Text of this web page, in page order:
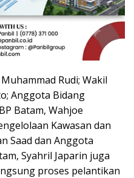
Rudi; Wakil
Anggota Bidang
Batam, Wahjoe
Kawasan dan
Saad dan Anggota
Syahril Japarin juga
proses pelantikan